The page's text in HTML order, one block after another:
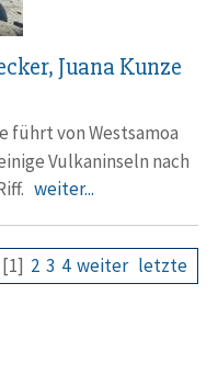
Juana Kunze
führt von Westsamoa
Vulkaninseln nach
weiter...
[1] 2 3 4 weiter letzte